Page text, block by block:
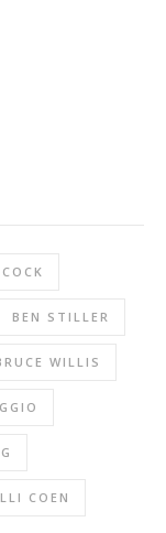
BEN STILLER
WILLIS
COEN